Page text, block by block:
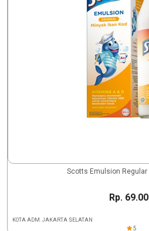
Scotts Emulsion Regular
Rp.
KOTA ADM. JAKARTA SELATAN
5